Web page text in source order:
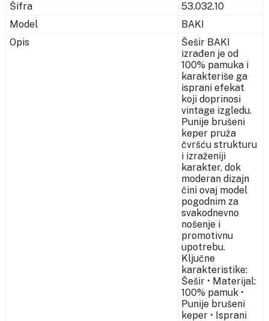
Šifra
53.032.10
Model
BAKI
Opis
Šešir BAKI
izrađen je od
100% pamuka i
karakteriše ga
isprani efekat
koji doprinosi
vintage izgledu.
Punije brušeni
keper pruža
čvršću strukturu
i izraženiji
karakter, dok
moderan dizajn
čini ovaj model
pogodnim za
svakodnevno
nošenje i
promotivnu
upotrebu.
Ključne
karakteristike:
Šešir • Materijal:
100% pamuk •
Punije brušeni
keper • Isprani